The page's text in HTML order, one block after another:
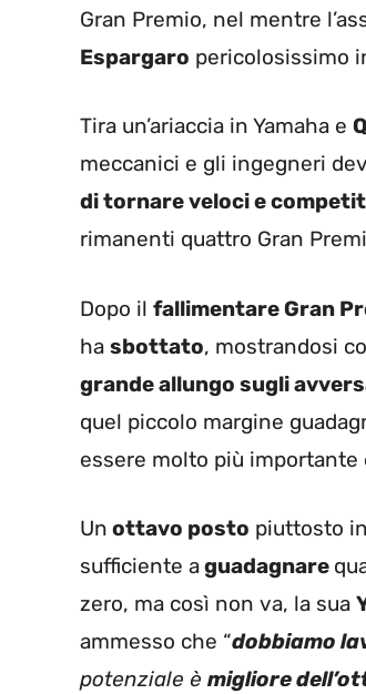
Gran Premio, nel mentre
Espargaro pericolosissimo
Tira un’ariaccia in Yamaha e
meccanici e gli ingegneri
di tornare veloci e
rimanenti quattro Gran
Dopo il fallimentare Gran
ha sbottato, mostrandosi
grande allungo sugli
quel piccolo margine
essere molto più importante
Un ottavo posto piuttosto
sufficiente aguadagnare
zero, ma così non va, la sua
ammesso che “dobbiamo
potenziale è migliore